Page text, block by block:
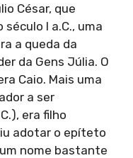
César, que
I a.C., uma
a queda da
da Gens Júlia. O
Caio. Mais uma
a ser
era filho
adotar o epíteto
nome bastante